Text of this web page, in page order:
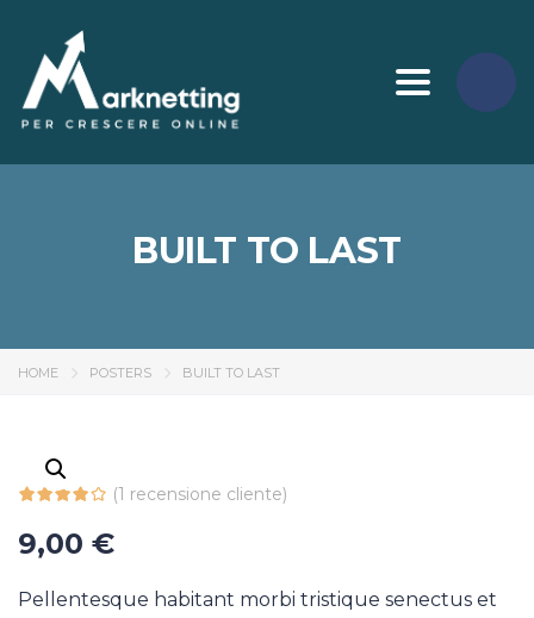
Toggle
BUILT TO LAST
HOME POSTERS BUILT TO LAST
(1 recensione cliente)
9,00 €
Pellentesque habitant morbi tristique senectus et